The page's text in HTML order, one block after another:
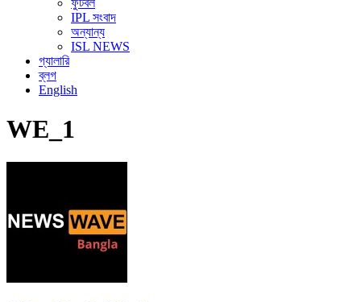
IPL সংবাদ
অন্যান্য
ISL NEWS
গ্যালারি
ব্লগ
English
WE_1